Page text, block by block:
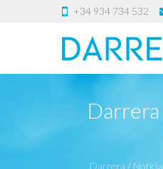
+34 934 734 532
Darrera
Darrera /